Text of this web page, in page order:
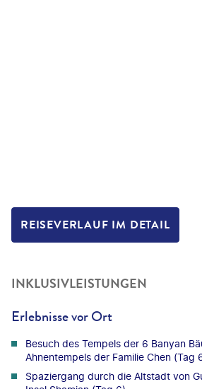
REISEVERLAUF IM DETAIL
INKLUSIVLEISTUNGEN
Erlebnisse vor Ort
Besuch des Tempels der 6 Banyan
Ahnentempels der Familie Chen (Tag
Spaziergang durch die Altstadt von